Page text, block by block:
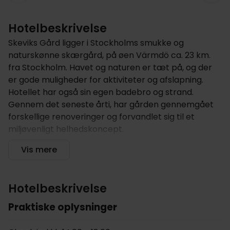
Hotelbeskrivelse
Skeviks Gård ligger i Stockholms smukke og
naturskønne skærgård, på øen Värmdö ca. 23 km.
fra Stockholm. Havet og naturen er tæt på, og der
er gode muligheder for aktiviteter og afslapning.
Hotellet har også sin egen badebro og strand.
Gennem det seneste årti, har gården gennemgået
forskellige renoveringer og forvandlet sig til et
miljøvenligt helhedskoncept.
Hotellet tilbyder
Hotellet ligger helt ned til vandet, hvor I kan tage en
forfriskende dukkert og både før og efter få varmen
i det store træbadekar og i saunaen. Hotellet har
Vis mere
Hotelbeskrivelse
Praktiske oplysninger